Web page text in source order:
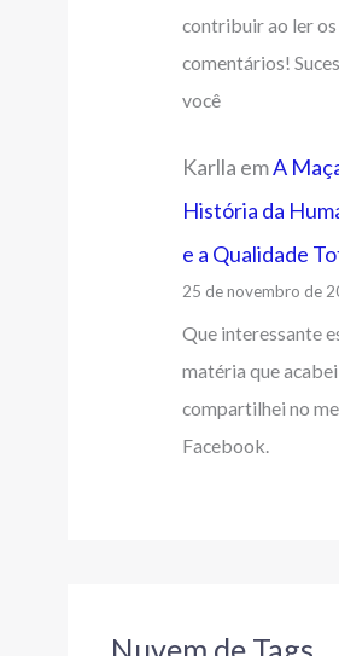
contribuir ao ler os
comentários!
você
Karlla emA
História da
e a Qualidade
25 de novembro de
Que interessante
matéria que
compartilhei no
Facebook.